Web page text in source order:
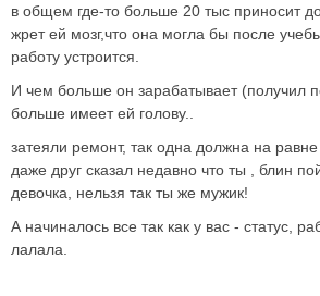
в общем где-то больше 20 тыс приносит
жрет ей мозг,что она могла бы после
работу устроится.
И чем больше он зарабатывает (получил
больше имеет ей голову..
затеяли ремонт, так одна должна на
даже друг сказал недавно что ты , блин
девочка, нельзя так ты же мужик!
А начиналось все так как у вас - статус,
лалала.